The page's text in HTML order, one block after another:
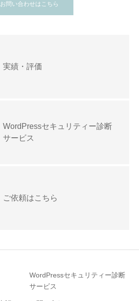
お問い合わせはこちら
実績・評価
WordPressセキュリティー診断
サービス
ご依頼はこちら
WordPressセキュリティー診断
サービス